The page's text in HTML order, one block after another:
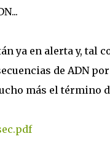
ya en alerta y, tal
de ADN
más el término